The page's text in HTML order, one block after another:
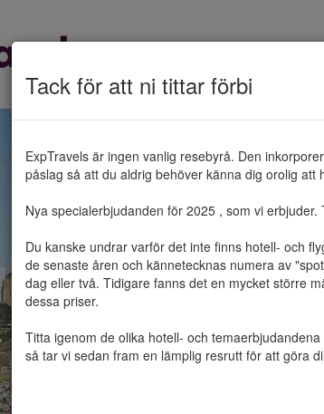
Tack för att ni tittar förbi
ExpTravels är ingen vanlig resebyrå. Den
påslag så att du aldrig behöver känna dig orolig att
Nya specialerbjudanden för 2025 , som vi
Du kanske undrar varför det inte finns hotell- och
de senaste åren och kännetecknas numera av
dag eller två. Tidigare fanns det en mycket större
dessa priser.
Titta igenom de olika hotell- och
så tar vi sedan fram en lämplig resrutt för att göra